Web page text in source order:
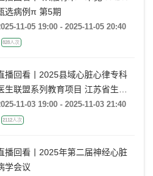
选病例π 第5期
11-05 19:00 - 2025-11-05 20:40
828人次
播回看丨2025县域心脏心律专科
生联盟系列教育项目 江苏省生理
起搏新技术研讨会-苏南站
11-03 19:00 - 2025-11-03 21:40
2112人次
播回看丨2025年第二届神经心脏
学会议